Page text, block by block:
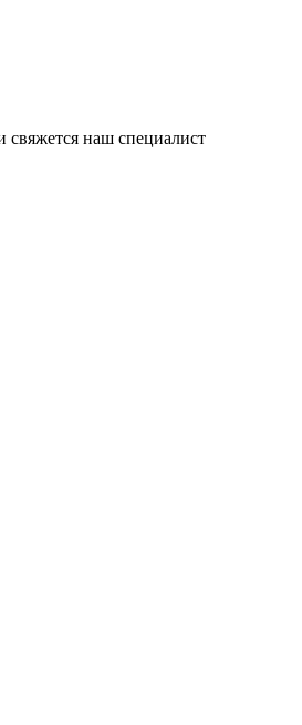
наш специалист